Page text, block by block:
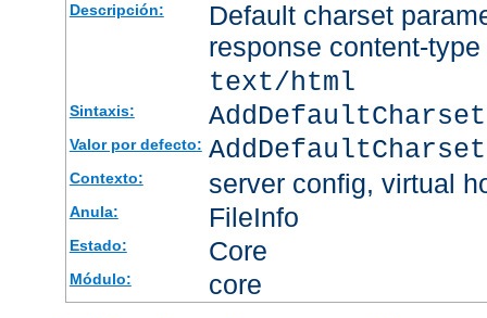
Descripción:
Default charset
response content-
text/html
Sintaxis:
Valor por defecto:
Contexto: server config, virtual
Anula: FileInfo
Estado: Core
Módulo: core